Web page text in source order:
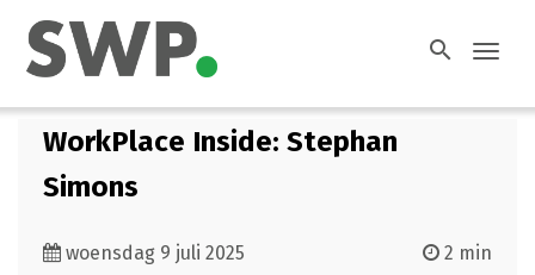
search
WorkPlace Inside: Stephan
Simons
woensdag 9 juli 2025 2 min